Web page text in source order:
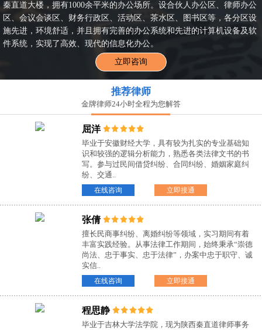
秦直道大楼，拥有1000余平米的办公场所。设合伙人办公区、律师办公
区、会议会谈区、财务行政区、活动区、茶水区、图书区等，各分区设
施先进，环境舒适，并且拥有完善的办公系统和先进的计算机设备及软
件系统，实现了高效、现代的信息化办公。
立即咨询
推荐律师
金牌律师24小时全程为您解答
屈洋
毕业于安徽财经大学，具有较为扎实的专业基础知
识和较强的逻辑分析能力，熟悉各类法律文书的书
写。参与过民间借贷纠纷、合同纠纷、婚姻家庭纠
纷、交通..
在线咨询 立即接通
张倩
擅长民商事纠纷、离婚纠纷等领域，实习期间有着
丰富实践经验。从事法律工作期间，始终秉承“崇德
尚法、忠于事实、忠于法律”，办案中忠于职守、诚
实信..
在线咨询 立即接通
程思静
毕业于吉林大学法学院，现为陕西秦直道律师事务